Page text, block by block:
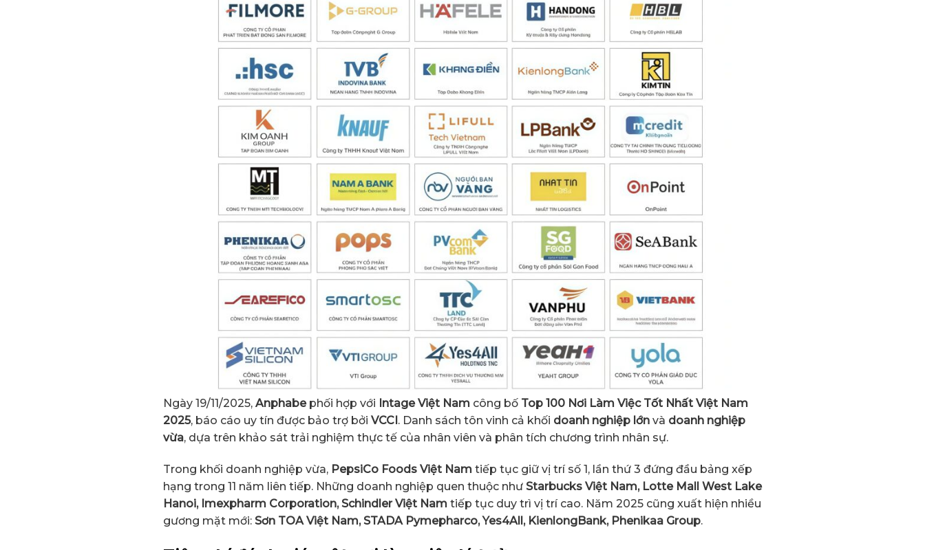
Ngày 19/11/2025, Anphabephối hợp với Intage Việt Nam công bố Top 100 Nơi Làm Việc Tốt Nhất Việt Nam
2025, báo cáo uy tín được bảo trợ bởi VCCI . Danh sách tôn vinh cả khối doanh nghiệp lớn và doanh nghiệp
vừa, dựa trên khảo sát trải nghiệm thực tế của nhân viên và phân tích chương trình nhân sự.
Trong khối doanh nghiệp vừa, PepsiCo Foods Việt Nam tiếp tục giữ vị trí số 1, lần thứ 3 đứng đầu bảng xếp
hạng trong 11 năm liên tiếp. Những doanh nghiệp quen thuộc như Starbucks Việt Nam, Lotte Mall West Lake
Hanoi, Imexpharm Corporation, Schindler Việt Nam tiếp tục duy trì vị trí cao. Năm 2025 cũng xuất hiện nhiều
gương mặt mới: Sơn TOA Việt Nam, STADA Pymepharco, Yes4All, KienlongBank, Phenikaa Group.